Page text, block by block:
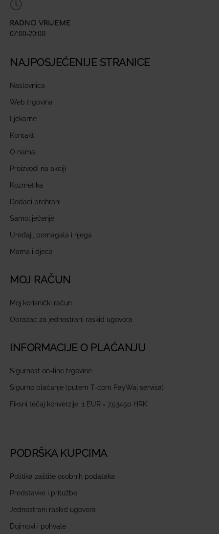
RADNO VRIJEME
07:00-20:00
NAJPOSJEĆENIJE STRANICE
Naslovnica
Web trgovina
Ljekarne
Kontakt
O nama
Proizvodi na akciji
Kozmetika
Dodaci prehrani
Samoliječenje
Uređaji, pomagala i njega
Mama i djeca
MOJ RAČUN
Moj korisnički račun
Obrazac za jednostrani raskid ugovora
INFORMACIJE O PLAĆANJU
Sigurnost on-line trgovine
Sigurno plaćanje (putem T-com PayWaj servisa)
Fiksni tečaj konverzije: 1 EUR = 7,53450 HRK
PODRŠKA KUPCIMA
Politika zaštite osobnih podataka
Predstavke i pritužbe
Jednostrani raskid ugovora
Dojmovi i pohvale